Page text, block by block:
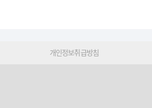
개인정보취급방침